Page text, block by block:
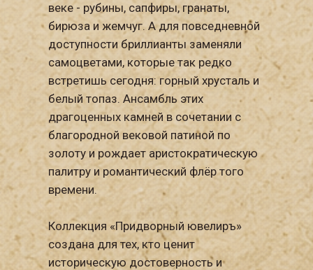
веке - рубины, сапфиры, гранаты,
бирюза и жемчуг. А для повседневной
доступности бриллианты заменяли
самоцветами, которые так редко
встретишь сегодня: горный хрусталь и
белый топаз. Ансамбль этих
драгоценных камней в сочетании с
благородной вековой патиной по
золоту и рождает аристократическую
палитру и романтический флёр того
времени.
Коллекция «Придворный ювелиръ»
создана для тех, кто ценит
историческую достоверность и